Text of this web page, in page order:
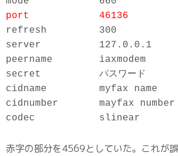
port            46136
refresh         300
server          127.0.0.1
peername        iaxmodem
secret          パスワード
cidname         myfax name
cidnumber       mayfax number
codec           slinear
赤字の部分を4569としていた。これが誤